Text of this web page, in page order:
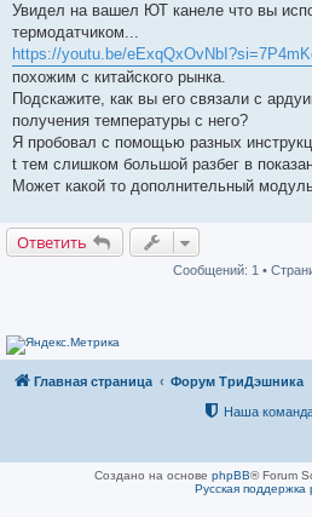
о
ч
и
т
а
н
н
о
е
с
о
о
б
н
и
е
Увидел на вашел ЮТ канеле что вы
термодатчиком...
https://youtu.be/
похожим с китайского рынка.
Подскажите, как вы его связали с
получения температуры с него?
Я пробовал с помощью разных
t тем слишком большой разбег в
Может какой то дополнительный
Ответить
Сообщений: 1 •
Главная страница Форум ТриДэшника
Наша
Создано на основе phpBB® Forum
Русская поддержка